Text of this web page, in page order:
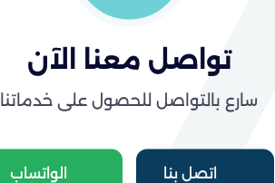
تواصل معنا الآن
سارع بالتواصل للحصول على خدماتنا
اتصل بنا الواتساب